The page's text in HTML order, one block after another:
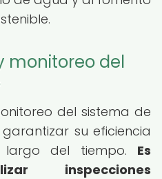
monitoreo del
del sistema de
su eficiencia
del tiempo. Es
inspecciones